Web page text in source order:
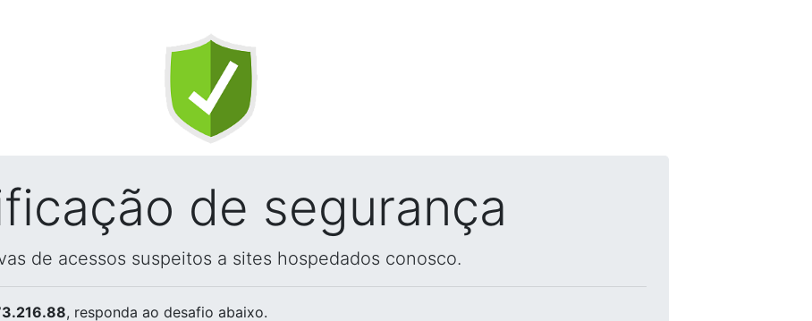
de segurança
de acessos suspeitos a sites hospedados conosco.
, responda ao desafio abaixo.